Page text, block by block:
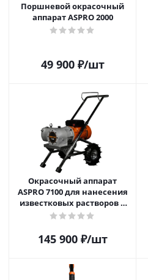
Поршневой окрасочный
аппарат ASPRO 2000
49 900₽/шт
Окрасочный аппарат
ASPRO 7100 для нанесения
известковых растворов и
красок
145 900₽/шт